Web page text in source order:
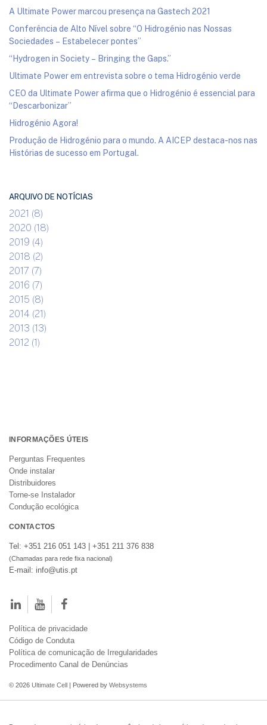
A Ultimate Power marcou presença na Gastech 2021
Conferência de Alto Nível sobre “O Hidrogénio nas Nossas
Sociedades – Estabelecer pontes”
“Hydrogen in Society – Bringing the Gaps.”
Ultimate Power em entrevista sobre o tema Hidrogénio verde
CEO da Ultimate Power afirma que o Hidrogénio é essencial para
“Descarbonizar”
Hidrogénio Agora!
Produção de Hidrogénio para o mundo. A AICEP destaca-nos nas
Histórias de sucesso em Portugal.
ARQUIVO DE NOTÍCIAS
2021 (8)
2020 (18)
2019 (4)
2018 (2)
2017 (7)
2016 (7)
2015 (8)
2014 (21)
2013 (13)
2012 (1)
INFORMAÇÕES ÚTEIS
Perguntas Frequentes
Onde instalar
Distribuidores
Torne-se Instalador
Condução ecológica
CONTACTOS
Tel: +351 216 051 143 | +351 211 376 838
(Chamadas para rede fixa nacional)
E-mail: info@utis.pt
Política de privacidade
Código de Conduta
Política de comunicação de Irregularidades
Procedimento Canal de Denúncias
© 2026 Ultimate Cell | Powered by Websystems